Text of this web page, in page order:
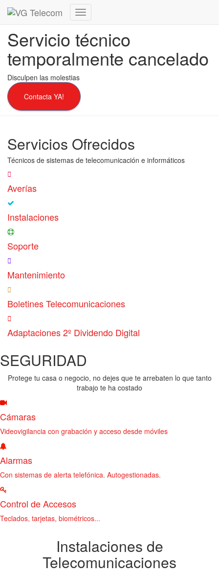
Cambiar
de
navegación
Servicio técnico
temporalmente cancelado
Disculpen las molestias
Contacta YA!
Servicios Ofrecidos
Técnicos de sistemas de telecomunicación e informáticos
Averías
Instalaciones
Soporte
Mantenimiento
Boletines Telecomunicaciones
Adaptaciones 2º Dividendo Digital
SEGURIDAD
Protege tu casa o negocio, no dejes que te arrebaten lo que tanto
trabajo te ha costado
Cámaras
Videovigilancia con grabación y acceso desde móviles
Alarmas
Con sistemas de alerta telefónica. Autogestionadas.
Control de Accesos
Teclados, tarjetas, biométricos...
Instalaciones de
Telecomunicaciones